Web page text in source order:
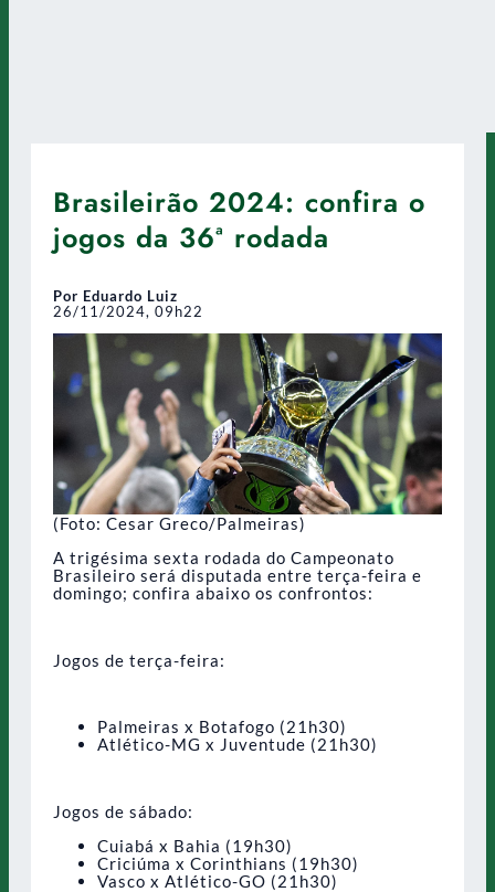
Brasileirão 2024: confira o
jogos da 36ª rodada
Por Eduardo Luiz
26/11/2024, 09h22
(Foto: Cesar Greco/Palmeiras)
A trigésima sexta rodada do Campeonato
Brasileiro será disputada entre terça-feira e
domingo; confira abaixo os confrontos:
Jogos de terça-feira:
Palmeiras x Botafogo (21h30)
Atlético-MG x Juventude (21h30)
Jogos de sábado:
Cuiabá x Bahia (19h30)
Criciúma x Corinthians (19h30)
Vasco x Atlético-GO (21h30)